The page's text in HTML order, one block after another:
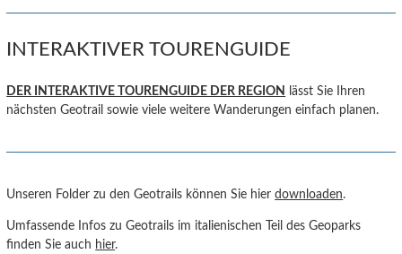
INTERAKTIVER TOURENGUIDE
DER INTERAKTIVE TOURENGUIDE DER REGION
lässt Sie Ihren
nächsten Geotrail sowie viele weitere Wanderungen einfach planen.
Unseren Folder zu den Geotrails können Sie hierdownloaden.
Umfassende Infos zu Geotrails im italienischen Teil des Geoparks
finden Sie auch hier.